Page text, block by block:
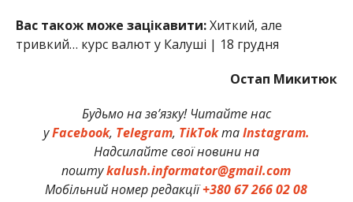
Вас також може зацікавити:Хиткий, але
тривкий… курс валют у Калуші | 18 грудня
Остап Микитюк
Будьмо на зв’язку! Читайте нас
уFacebook, Telegram, TikTokтаInstagram.
Надсилайте свої новини на
поштуkalush.informator@gmail.com
Мобільний номер редакції+380 67 266 02 08